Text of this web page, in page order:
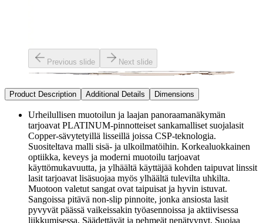
Previous slide Next slide
Product Description Additional Details Dimensions
Urheilullisen muotoilun ja laajan panoraamanäkymän
tarjoavat PLATINUM-pinnotteiset sankamalliset suojalasit
Copper-sävytetyillä lisseillä joissa CSP-teknologia.
Suositeltava malli sisä- ja ulkoilmatöihin. Korkealuokkainen
optiikka, keveys ja moderni muotoilu tarjoavat
käyttömukavuutta, ja ylhäältä käyttäjää kohden taipuvat linssit
lasit tarjoavat lisäsuojaa myös ylhäältä tulevilta uhkilta.
Muotoon valetut sangat ovat taipuisat ja hyvin istuvat.
Sangoissa pitävä non-slip pinnoite, jonka ansiosta lasit
pyvyvät päässä vaikeissakin työasennoissa ja aktiivisessa
liikkumisessa. Säädettävät ja pehmeät nenätyynyt. Suojaa